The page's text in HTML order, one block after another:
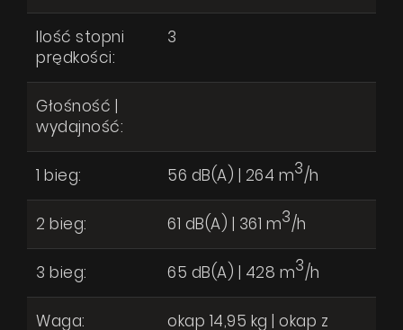
Ilość stopni
prędkości:
3
Głośność |
wydajność:
1 bieg: 56 dB(A) | 264 m3/h
2 bieg: 61 dB(A) | 361 m3/h
3 bieg: 65 dB(A) | 428 m3/h
Waga:
okap 14,95 kg | okap z